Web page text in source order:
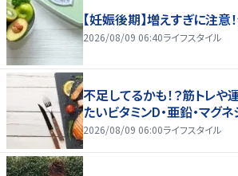
【妊娠後期】増えすぎに注
2026/08/09 06:40ライフスタイル
不足してるかも！？筋トレ
たいビタミンD・亜鉛・マグ
2026/08/09 06:00ライフスタイル